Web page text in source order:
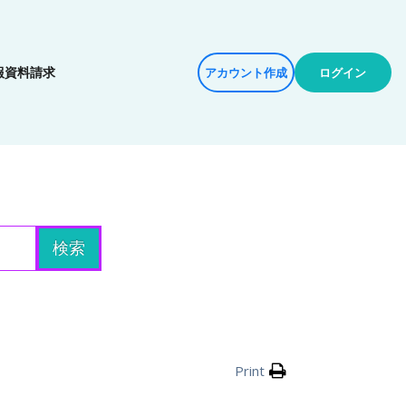
資料請求 アカウント作成 ログイン
検索
Print